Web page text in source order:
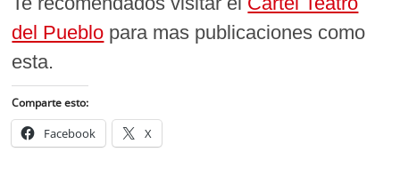
del Pueblo para mas publicaciones como
esta.
Comparte esto:
Facebook X